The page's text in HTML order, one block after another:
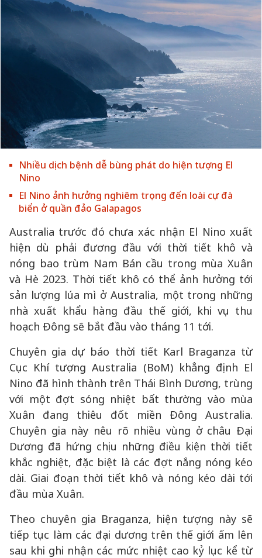
Nhiều dịch bệnh dễ bùng phát do hiện tượng El
Nino
El Nino ảnh hưởng nghiêm trọng đến loài cự đà
biển ở quần đảo Galapagos
Australia trước đó chưa xác nhận El Nino xuất
hiện dù phải đương đầu với thời tiết khô và
nóng bao trùm Nam Bán cầu trong mùa Xuân
và Hè 2023. Thời tiết khô có thể ảnh hưởng tới
sản lượng lúa mì ở Australia, một trong những
nhà xuất khẩu hàng đầu thế giới, khi vụ thu
hoạch Đông sẽ bắt đầu vào tháng 11 tới.
Chuyên gia dự báo thời tiết Karl Braganza từ
Cục Khí tượng Australia (BoM) khẳng định El
Nino đã hình thành trên Thái Bình Dương, trùng
với một đợt sóng nhiệt bất thường vào mùa
Xuân đang thiêu đốt miền Đông Australia.
Chuyên gia này nêu rõ nhiều vùng ở châu Đại
Dương đã hứng chịu những điều kiện thời tiết
khắc nghiệt, đặc biệt là các đợt nắng nóng kéo
dài. Giai đoạn thời tiết khô và nóng kéo dài tới
đầu mùa Xuân.
Theo chuyên gia Braganza, hiện tượng này sẽ
tiếp tục làm các đại dương trên thế giới ấm lên
sau khi ghi nhận các mức nhiệt cao kỷ lục kể từ